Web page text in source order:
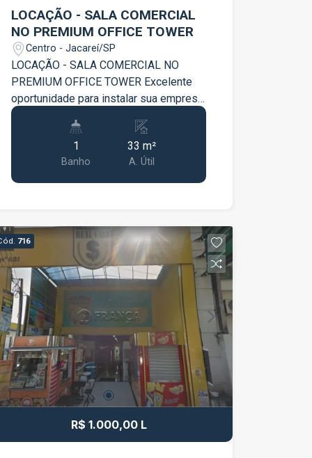
LOCAÇÃO - SALA COMERCIAL
NO PREMIUM OFFICE TOWER
Centro - Jacareí/SP
LOCAÇÃO - SALA COMERCIAL NO
PREMIUM OFFICE TOWER Excelente
oportunidade para instalar sua empresa
em um dos empreendimentos
corporativos mais modernos da região.
Sala comercial localizada no Premium
Office Tower, ideal para profissionais e
empresas que buscam conforto,
condicionado, proporcionando conforto
térmico para colaboradores e clientes,
além de um ambiente funcional e bem
distribuído, pronto para receber seu
negócio. O edifício oferece
infraestrutura corporativa de alto
padrão, com localização estratégica,
fácil acesso às principais vias e
proximidade a serviços, comércios e
conveniências. Ideal para escritórios,
consultórios ou empresas que
1
Banho
33 m²
A. Útil
716
R$ 1.000,00 L